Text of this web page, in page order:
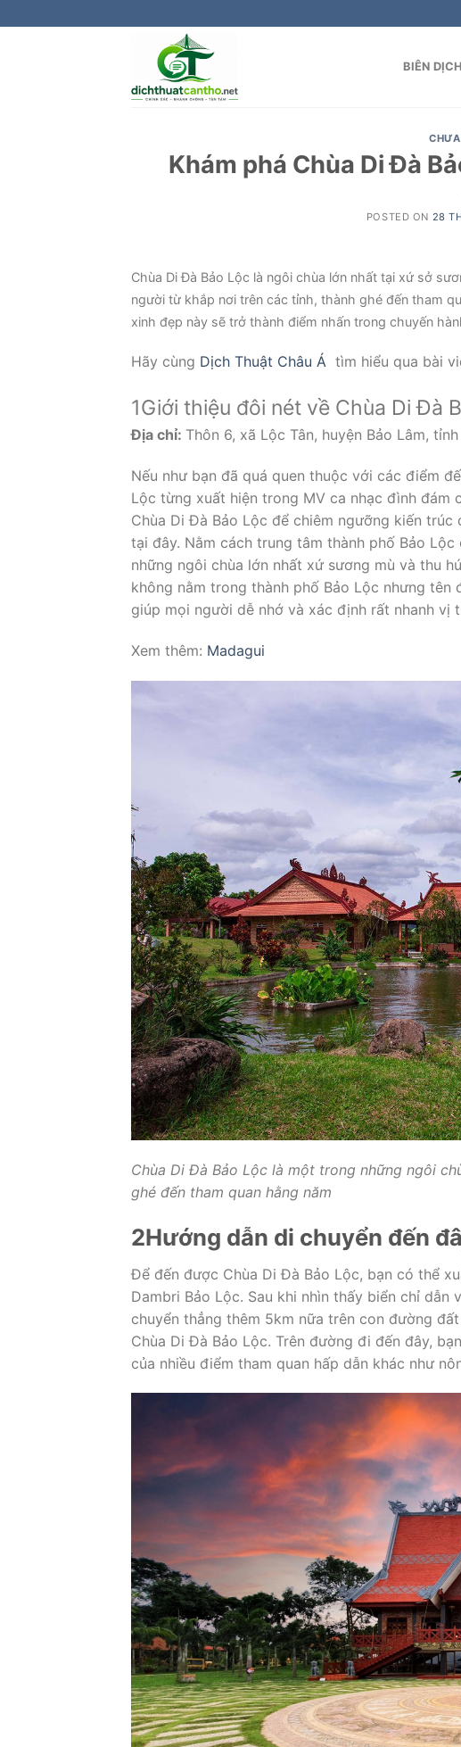
to
BIÊN DỊCH
Khám phá Chùa Di Đà
POSTED ON 28
Chùa Di Đà Bảo Lộc là ngôi chùa lớn nhất tại xứ sở
người từ khắp nơi trên các tỉnh, thành ghé đến tham
xinh đẹp này sẽ trở thành điểm nhấn trong chuyến
Hãy cùng Dịch Thuật Châu Á tìm hiểu qua bài
1Giới thiệu đôi nét về Chùa Di Đà
Địa chỉ: Thôn 6, xã Lộc Tân, huyện Bảo Lâm,
Nếu như bạn đã quá quen thuộc với các điểm
Lộc từng xuất hiện trong MV ca nhạc đình đám
Chùa Di Đà Bảo Lộc để chiêm ngưỡng kiến
tại đây. Nằm cách trung tâm thành phố Bảo
những ngôi chùa lớn nhất xứ sương mù và thu
không nằm trong thành phố Bảo Lộc nhưng
giúp mọi người dễ nhớ và xác định rất nhanh vị
Xem thêm: Madagui
Chùa Di Đà Bảo Lộc là một trong những ngôi
ghé đến tham quan hằng năm
2Hướng dẫn di chuyển đến
Để đến được Chùa Di Đà Bảo Lộc, bạn có thể
Dambri Bảo Lộc. Sau khi nhìn thấy biển chỉ
chuyển thẳng thêm 5km nữa trên con đường
Chùa Di Đà Bảo Lộc. Trên đường đi đến đây,
của nhiều điểm tham quan hấp dẫn khác như